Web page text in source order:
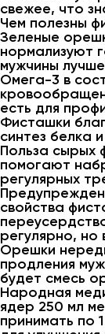
свежее, что
Чем полезны
Зеленые
нормализуют
мужчины
Омега-3 в
есть для
Фисташки
синтез белка
Польза сырых
помогают
регулярных
свойства
регулярно, но
Орешки
продления
будет смесь
Народная
ядер 250 мл
принимать по